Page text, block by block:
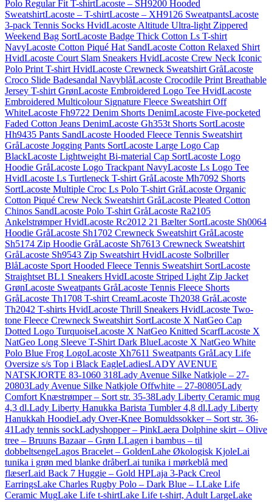
Polo Regular Fit T-shirtLacoste – SH9200 Hooded
SweatshirtLacoste – T-shirtLacoste – XH9126 SweatpantsLacoste
3-pack Tennis Socks HvidLacoste Altitude Ultra-light Zippered
Weekend Bag SortLacoste Badge Thick Cotton Ls T-shirt
NavyLacoste Cotton Piqué Hat SandLacoste Cotton Relaxed Shirt
HvidLacoste Court Slam Sneakers HvidLacoste Crew Neck Iconic
Polo Print T-shirt HvidLacoste Crewneck Sweatshirt GråLacoste
Croco Slide Badesandal NavyblåLacoste Crocodile Print Breathable
Jersey T-shirt GrønLacoste Embroidered Logo Tee HvidLacoste
Embroidered Multicolour Signature Fleece Sweatshirt Off
WhiteLacoste Fh9722 Denim Shorts DenimLacoste Five-pocketed
Faded Cotton Jeans DenimLacoste Gh353t Shorts SortLacoste
Hh9435 Pants SandLacoste Hooded Fleece Tennis Sweatshirt
GråLacoste Jogging Pants SortLacoste Large Logo Cap
BlackLacoste Lightweight Bi-material Cap SortLacoste Logo
Hoodie GråLacoste Logo Trackpant NavyLacoste Ls Logo Tee
HvidLacoste Ls Turtleneck T-shirt GråLacoste Mh7092 Shorts
SortLacoste Multiple Croc Ls Polo T-shirt GråLacoste Organic
Cotton Piqué Crew Neck Sweatshirt GråLacoste Pleated Cotton
Chinos SandLacoste Polo T-shirt GråLacoste Ra2105
Ankelstrømper HvidLacoste Rc2012 21 Bælter SortLacoste Sh0064
Hoodie GråLacoste Sh1702 Crewneck Sweatshirt GråLacoste
Sh5174 Zip Hoodie GråLacoste Sh7613 Crewneck Sweatshirt
GråLacoste Sh9543 Zip Sweatshirt HvidLacoste Solbriller
BlåLacoste Sport Hooded Fleece Tennis Sweatshirt SortLacoste
Straightset BL1 Sneakers HvidLacoste Striped Light Zip Jacket
GrønLacoste Sweatpants GråLacoste Tennis Fleece Shorts
GråLacoste Th1708 T-shirt CreamLacoste Th2038 GråLacoste
Th2042 T-shirts HvidLacoste Thrill Sneakers HvidLacoste Two-
tone Fleece Crewneck Sweatshirt SortLacoste X NatGeo Cap
Dotted Logo TurquoiseLacoste X NatGeo Knitted ScarfLacoste X
NatGeo Long Sleeve T-Shirt Dark BlueLacoste X NatGeo White
Polo Blue Frog LogoLacoste Xh7611 Sweatpants GråLacy Life
Oversize s/s Top i Black EagleLadiesLADY AVENUE
NATSKJORTE 83-1060 318Lady Avenue Silke Natkjole – 27-
20803Lady Avenue Silke Natkjole Offwhite – 27-80805Lady
Comfort Knæstrømper – Sort str. 35-38Lady Liberty Ceramic mug
4,3 dl.Lady Liberty Hanukka Barista Tumbler 4,8 dl.Lady Liberty
Hanukkah HoodieLady Over-Knee Bomuldssokker – Sort str. 36-
41Lady tennis sockLadyshopper – PinkLaera Dolphine skirt – Olive
tree – Bruuns Bazaar – Grøn LLagen i bambus – til
dobbeltsengeLagos Bracelet – GoldenLahe Økologisk KjoleLai
tunika i grøn med blanke dråberLai tunika i mørkeblå med
flæserLaid Back 7 Huggie – Gold HPLaja 3-Pack Creol
EarringsLake Charles Rugby Polo – Dark Blue – LLake Life
Ceramic MugLake Life t-shirtLake Life t-shirt, Adult LargeLake